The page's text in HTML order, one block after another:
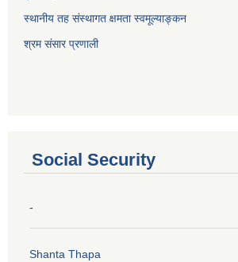
स्थानीय तह संस्थागत क्षमता स्वमूल्याङ्कन
श्रम संसार प्रणाली
Social Security
-
Shanta Thapa